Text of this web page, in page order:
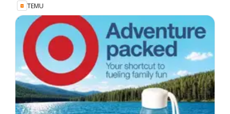
TEMU